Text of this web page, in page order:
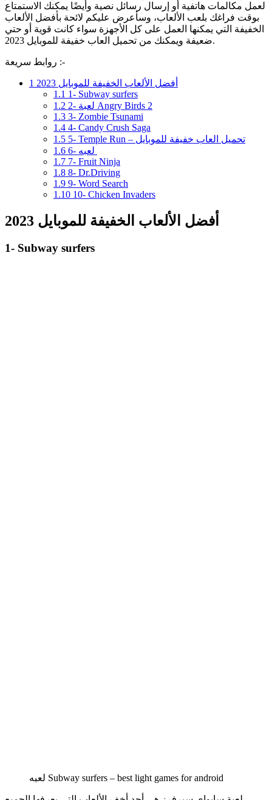
لعمل مكالمات هاتفية أو إرسال رسائل نصية وأيضًا يمكنك الاستمتاع
بوقت فراغك بلعب الألعاب، وسأعرض عليكم لائحة بأفضل الألعاب
الخفيفة التي يمكنها العمل على كل الأجهزة سواء كانت قوية أو حتي
ضعيفة ويمكنك من تحميل العاب خفيفة للموبايل 2023.
روابط سريعة :-
1
أفضل الألعاب الخفيفة للموبايل 2023
1.1 1- Subway surfers
1.2
2- لعبة Angry Birds 2
1.3 3- Zombie Tsunami
1.4 4- Candy Crush Saga
1.5
5- Temple Run – تحميل العاب خفيفة للموبايل
1.6
1.7 7- Fruit Ninja
1.8 8- Dr.Driving
1.9 9- Word Search
1.10 10- Chicken Invaders
أفضل الألعاب الخفيفة للموبايل 2023
1- Subway surfers
لعبه Subway surfers – best light games for android